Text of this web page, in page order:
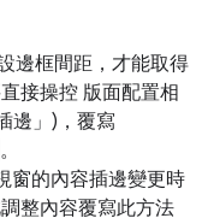
邊框間距，才能取得
接操控 版面配置相
邊」)，覆寫
。
窗的內容插邊變更時
整內容覆寫此方法